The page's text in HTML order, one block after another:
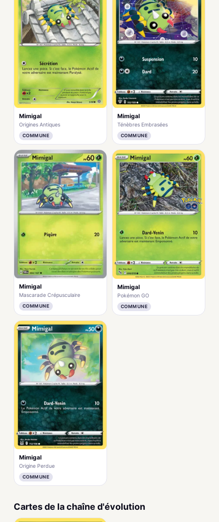
Mimigal
Origines Antiques
COMMUNE
Mimigal
Ténèbres Embrasées
COMMUNE
Mimigal
Mascarade Crépusculaire
COMMUNE
Mimigal
Pokémon GO
COMMUNE
Mimigal
Origine Perdue
COMMUNE
Cartes de la chaîne d'évolution